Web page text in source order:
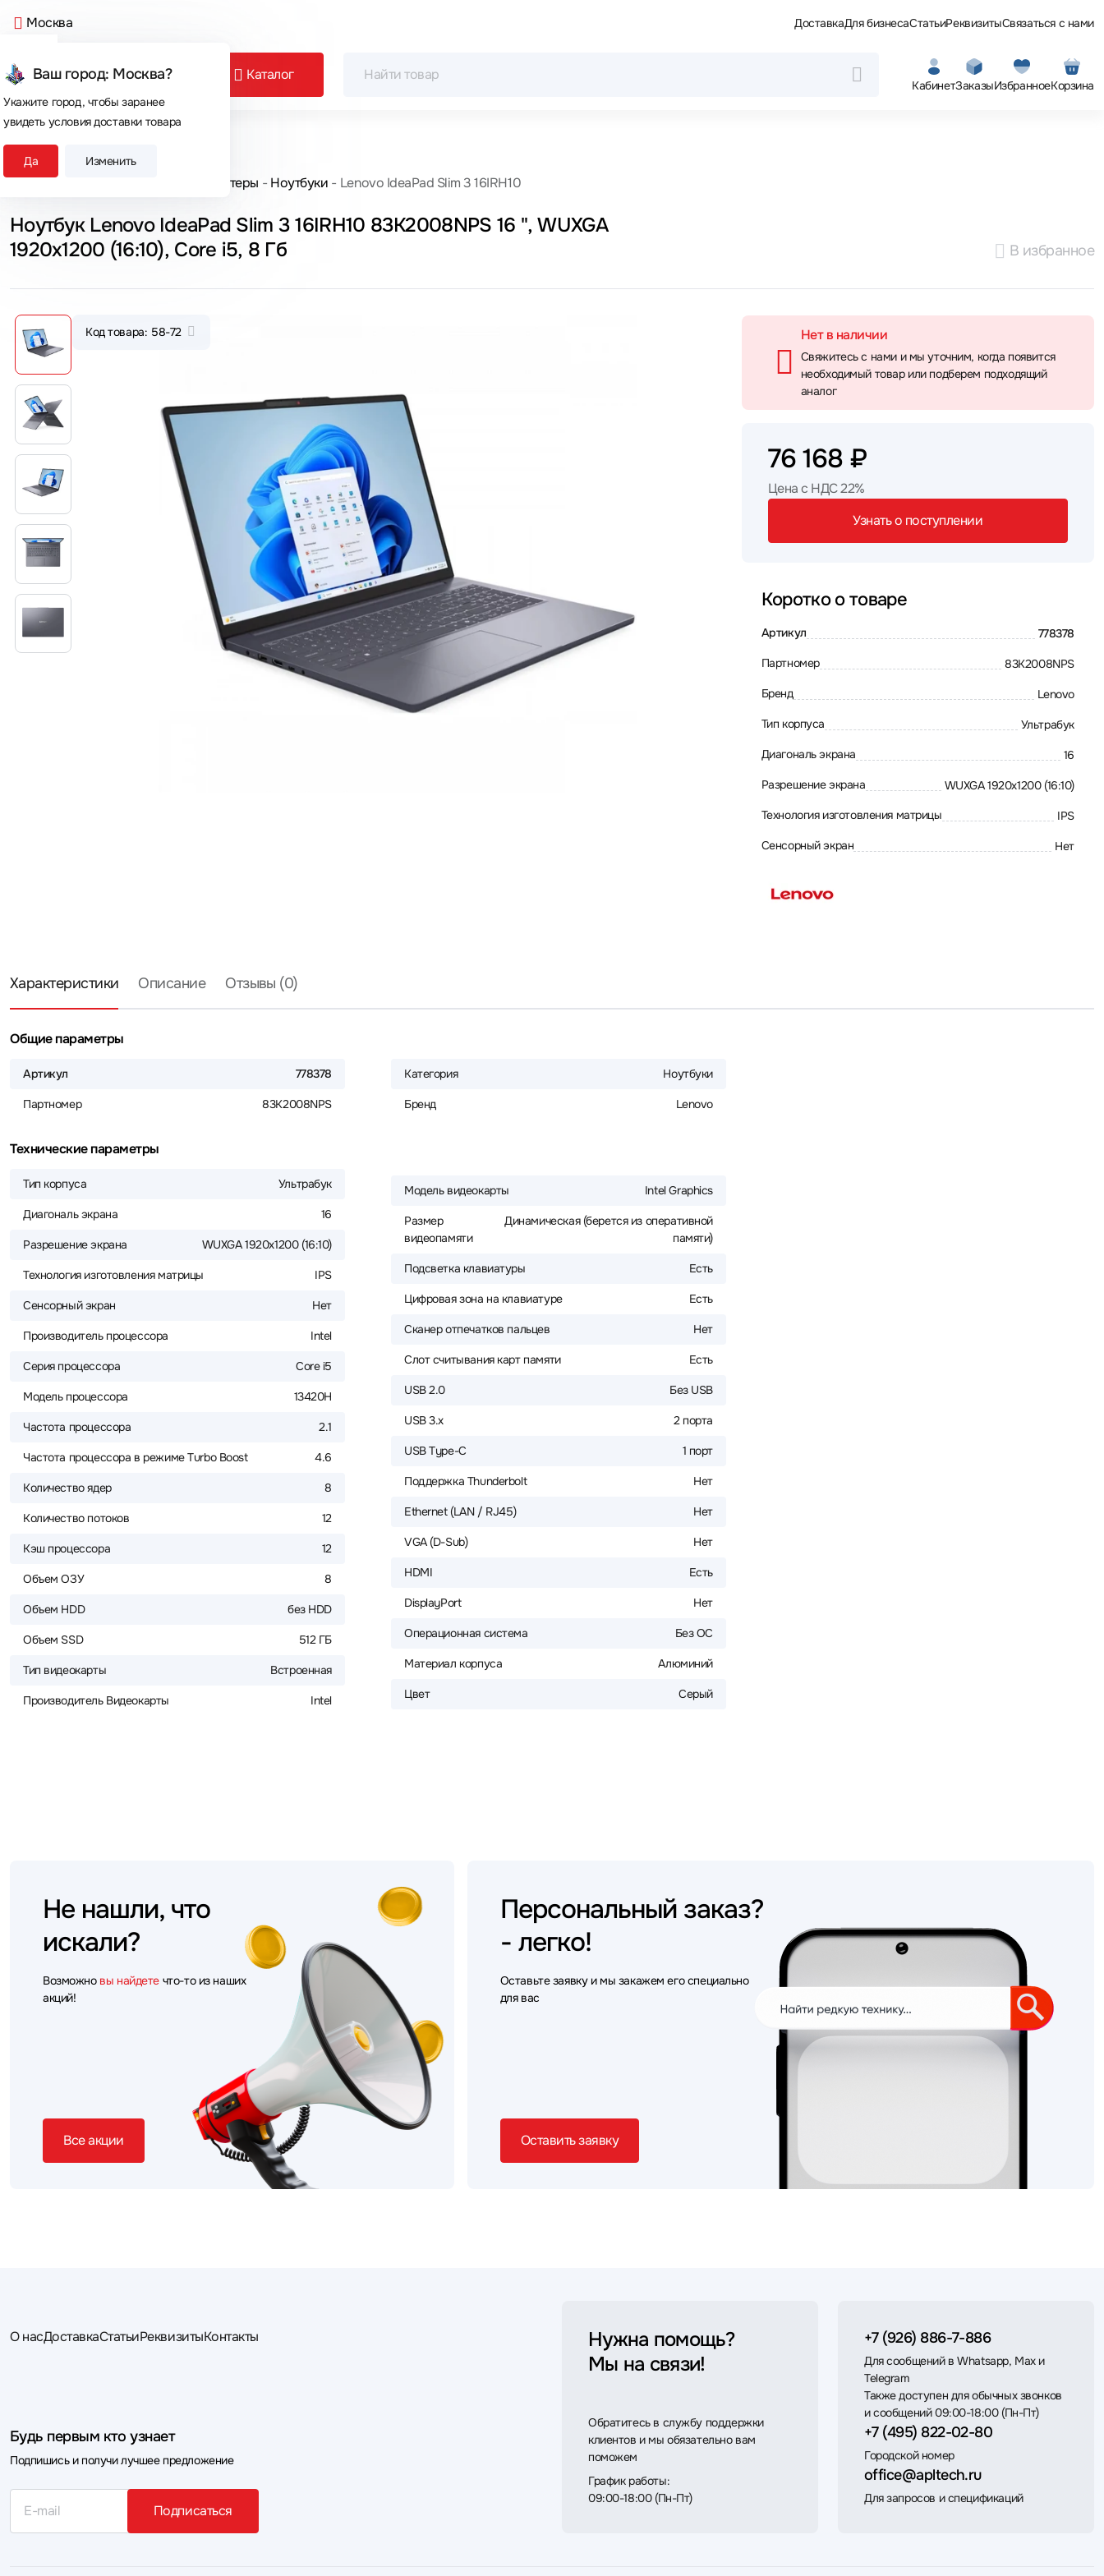
Москва
Ваш город: Москва?
Укажите город, чтобы заранее
увидеть условия доставки товара
Да Изменить
ДоставкаДля бизнесаСтатьиРеквизитыСвязаться с нами
Каталог
КабинетЗаказыИзбранноеКорзина
Сегодня покупают
Главная Компьютеры Ноутбуки Lenovo IdeaPad Slim 3 16IRH10
Ноутбук Lenovo IdeaPad Slim 3 16IRH10 83K2008NPS 16 ", WUXGA
1920x1200 (16:10), Core i5, 8 Гб
В избранное
Код товара: 58-72 Нет в наличии
Свяжитесь с нами и мы уточним, когда появится
необходимый товар или подберем подходящий
аналог
76 168 ₽
Цена с НДС 22%
Узнать о поступлении
Коротко о товаре
Артикул 778378
Партномер 83K2008NPS
Бренд Lenovo
Тип корпуса Ультрабук
Диагональ экрана 16
Разрешение экрана WUXGA 1920x1200 (16:10)
Технология изготовления матрицы IPS
Сенсорный экран Нет
Характеристики Описание Отзывы (0)
Общие параметры
Артикул 778378
Партномер 83K2008NPS
Категория Ноутбуки
Бренд Lenovo
Технические параметры
Тип корпуса Ультрабук
Диагональ экрана 16
Разрешение экрана WUXGA 1920x1200 (16:10)
Технология изготовления матрицы IPS
Сенсорный экран Нет
Производитель процессора Intel
Серия процессора Core i5
Модель процессора 13420H
Частота процессора 2.1
Частота процессора в режиме Turbo Boost 4.6
Количество ядер 8
Количество потоков 12
Кэш процессора 12
Объем ОЗУ 8
Объем HDD без HDD
Объем SSD 512 ГБ
Тип видеокарты Встроенная
Производитель Видеокарты Intel
Модель видеокарты Intel Graphics
Размер
видеопамяти
Динамическая (берется из оперативной
памяти)
Подсветка клавиатуры Есть
Цифровая зона на клавиатуре Есть
Сканер отпечатков пальцев Нет
Слот считывания карт памяти Есть
USB 2.0 Без USB
USB 3.x 2 порта
USB Type-C 1 порт
Поддержка Thunderbolt Нет
Ethernet (LAN / RJ45) Нет
VGA (D-Sub) Нет
HDMI Есть
DisplayPort Нет
Операционная система Без ОС
Материал корпуса Алюминий
Цвет Серый
Не нашли, что
искали?
Возможно вы найдете что-то из наших
акций!
Все акции
Персональный заказ?
- легко!
Оставьте заявку и мы закажем его специально
для вас
Оставить заявку
О насДоставкаСтатьиРеквизитыКонтакты
Будь первым кто узнает
Подпишись и получи лучшее предложение
Подписаться
Нужна помощь?
Мы на связи!
Обратитесь в службу поддержки
клиентов и мы обязательно вам
поможем
График работы:
09:00-18:00 (Пн-Пт)
+7 (926) 886-7-886
Для сообщений в Whatsapp, Max и
Telegram
Также доступен для обычных звонков
и сообщений 09:00-18:00 (Пн-Пт)
+7 (495) 822-02-80
Городской номер
office@apltech.ru
Для запросов и спецификаций